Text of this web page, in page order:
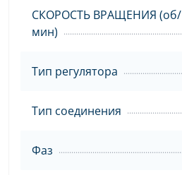
СКОРОСТЬ ВРАЩЕНИЯ (об/
мин)
Тип регулятора
Тип соединения
Фаз